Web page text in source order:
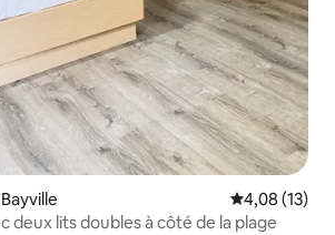
Évaluation
4,08 (13)
deux lits doubles à côté de la plage